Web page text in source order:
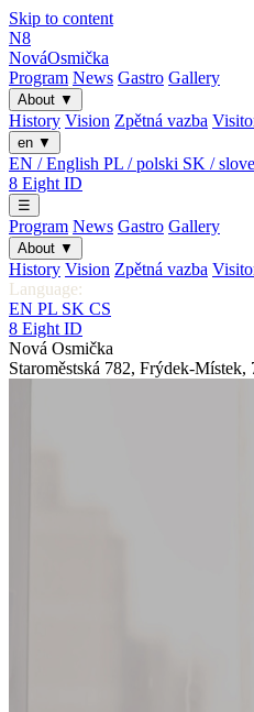
Skip to content
N8
NováOsmička
Program News Gastro Gallery
About ▼
History Vision Zpětná vazba
en ▼
EN / English PL / polski SK /
8 Eight ID
☰
Program News Gastro Gallery
About ▼
History Vision Zpětná vazba
Language:
EN PL SK CS
8 Eight ID
Nová Osmička
Staroměstská 782, Frýdek-Místek,